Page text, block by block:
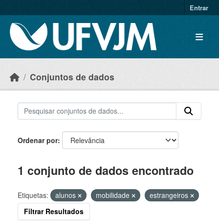
Entrar
Conjuntos de dados
Ordenar por
1 conjunto de dados encontrado
Etiquetas: alunos mobilidade
estrangeiros
Filtrar Resultados